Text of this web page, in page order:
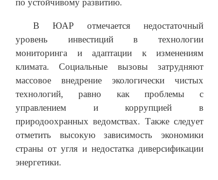
по устойчивому развитию.
В ЮАР отмечается недостаточный
уровень инвестиций в технологии
мониторинга и адаптации к изменениям
климата. Социальные вызовы затрудняют
массовое внедрение экологически чистых
технологий, равно как проблемы с
управлением и коррупцией в
природоохранных ведомствах. Также следует
отметить высокую зависимость экономики
страны от угля и недостатка диверсификации
энергетики.